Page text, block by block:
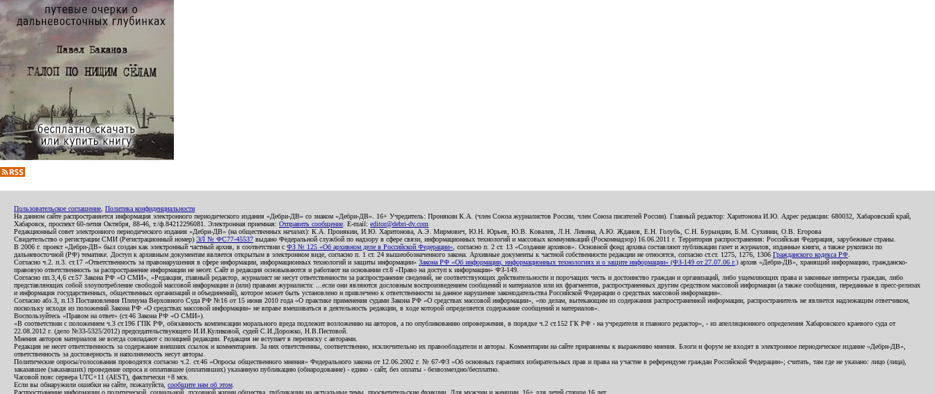
Пользовательское соглашение Политика конфиденциальности
На данном сайте распространяется информация электронного периодического издания «Дебри-ДВ» со знаком «Дебри-ДВ». 16+ Учредитель: Пронякин К.А. (член Союза журналистов России, член Союза писателей России). Главный редактор: Харитонова И.Ю. Адрес редакции: 680032, Хабаровский край,
Хабаровск, проспект 60-летия Октября, 88-46, т./ф.84212296081. Электронная приемная: Отправить сообщение . E-mail: editor@debri-dv.com
Редакционный совет электронного периодического издания «Дебри-ДВ» (на общественных началах): К.А. Пронякин, И.Ю. Харитонова, А.Э. Мирмович, Ю.Н. Юрьев, Ю.В. Ковалев, Л.Н. Левина, А.Ю. Жданов, Е.Н. Голубь, С.Н. Бурындин, Б.М. Сухинин, О.В. Егорова
Свидетельство о регистрации СМИ (Регистрационный номер) ЭЛ № ФС77-45537 выдано Федеральной службой по надзору в сфере связи, информационных технологий и массовых коммуникаций (Роскомнадзор) 16.06.2011 г. Территория распространения: Российская Федерация, зарубежные страны.
В 2006 г. проект «Дебри-ДВ» был создан как электронный частный архив, в соответствии с ФЗ № 125 «Об архивном деле в Российской Федерации» , согласно п. 2 ст. 13 «Создание архивов». Основной фонд архива составляют публикации газет и журналов, изданные книги, а также рукописи по
дальневосточной (РФ) тематике. Доступ к архивным документам является открытым в электронном виде, согласно п. 1 ст. 24 вышеобозначенного закона. Архивные документы к частной собственности редакции не относятся, согласно ст.ст. 1275, 1276, 1306 Гражданского кодекса РФ
Согласно ч.2. п.3. ст.17 «Ответственность за правонарушения в сфере информации, информационных технологий и защиты информации» Закона РФ «Об информации, информационных технологиях и о защите информации» (ФЗ-149 от 27.07.06 г.) архив «Дебри-ДВ», хранящий информацию, гражданско-
правовую ответственность за распространение информации не несет. Сайт и редакция основываются и работают на основании ст.8 «Право на доступ к информации» ФЗ-149.
Согласно пп.3,4,6 ст.57 Закона РФ «О СМИ», «Редакция, главный редактор, журналист не несут ответственности за распространение сведений, не соответствующих действительности и порочащих честь и достоинство граждан и организаций, либо ущемляющих права и законные интересы граждан, либо
представляющих собой злоупотребление свободой массовой информации и (или) правами журналиста: ...если они являются дословным воспроизведением сообщений и материалов или их фрагментов, распространенных другим средством массовой информации (а также сообщения, переданные в пресс-релизах
и информация государственных, общественных организаций и объединений), которое может быть установлено и привлечено к ответственности за данное нарушение законодательства Российской Федерации о средствах массовой информации».
Согласно абз.3, п.13 Постановления Пленума Верховного Суда РФ №16 от 15 июня 2010 года «О практике применения судами Закона РФ «О средствах массовой информации», «по делам, вытекающим из содержания распространенной информации, распространитель не является надлежащим ответчиком,
поскольку исходя из положений Закона РФ «О средствах массовой информации» не вправе вмешиваться в деятельность редакции, в ходе которой определяется содержание сообщений и материалов».
Воспользуйтесь «Правом на ответ» (ст.46 Закона РФ «О СМИ»).
«В соответствии с положением ч.3 ст.196 ГПК РФ, обязанность компенсации морального вреда подлежит возложению на авторов, а по опубликованию опровержения, в порядке ч.2 ст.152 ГК РФ - на учредителя и главного редактор», - из апелляционного определения Хабаровского краевого суда от
22.08.2012 г. (дело №33-5325/2012) председательствующего И.И.Куликовой, судей С.И.Дорожко, Н.В.Пестовой.
Мнения авторов материалов не всегда совпадают с позицией редакции. Редакция не вступает в переписку с авторами.
Редакция не несет ответственность за содержание внешних ссылок и комментариев. За них ответственны, соответственно, исключительно их правообладатели и авторы. Комментарии на сайте приравнены к выражению мнения. Блоги и форум не входят в электронное периодическое издание «Дебри-ДВ»,
ответственность за достоверность и наполняемость несут авторы.
Политические опросы/голосования проводятся согласно ч.2. ст.46 «Опросы общественного мнения» Федерального закона от 12.06.2002 г. № 67-ФЗ «Об основных гарантиях избирательных прав и права на участие в референдуме граждан Российской Федерации»; считать, там где не указано: лицо (лица),
заказавшее (заказавших) проведение опроса и оплатившее (оплативших) указанную публикацию (обнародование) - едино - сайт, без оплаты - безвозмездно/бесплатно.
Часовой пояс сервера UTC+11 (AEST), фактически +8 мск.
Если вы обнаружили ошибки на сайте, пожалуйста, сообщите нам об этом
Распространение информации о политической, социальной, духовной жизни общества, публикации на актуальные темы, просветительские функции. Для мужчин и женщин. 16+ для детей старше 16 лет.